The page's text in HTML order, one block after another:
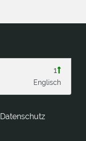
1
Englisch
Datenschutz